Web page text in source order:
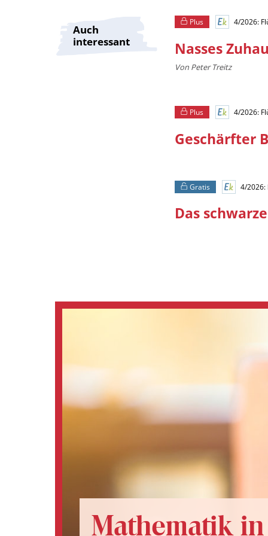
Auch
interessant
Plus 4/2026:
Nasses
Von Peter Treitz
Plus 4/2026:
Geschärfter
Gratis 4/2026:
Das
Mathematik in